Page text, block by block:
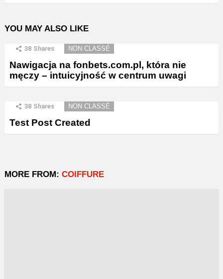
YOU MAY ALSO LIKE
38 Shares NON CLASSÉ
Nawigacja na fonbets.com.pl, która nie
męczy – intuicyjność w centrum uwagi
38 Shares NON CLASSÉ
Test Post Created
MORE FROM: COIFFURE